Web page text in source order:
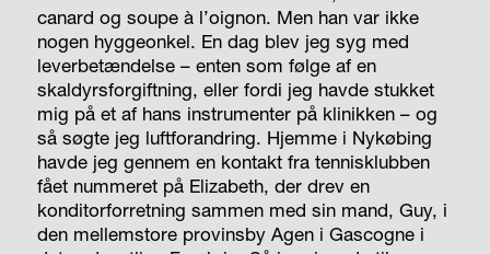
canard og soupe à l’oignon. Men han var ikke
nogen hyggeonkel. En dag blev jeg syg med
leverbetændelse – enten som følge af en
skaldyrsforgiftning, eller fordi jeg havde stukket
mig på et af hans instrumenter på klinikken – og
så søgte jeg luftforandring. Hjemme i Nykøbing
havde jeg gennem en kontakt fra tennisklubben
fået nummeret på Elizabeth, der drev en
konditorforretning sammen med sin mand, Guy, i
den mellemstore provinsby Agen i Gascogne i